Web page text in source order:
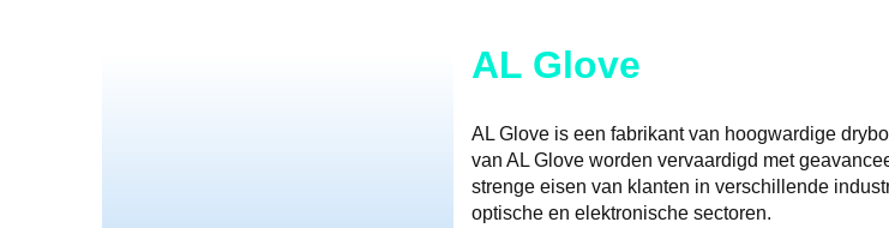
AL Glove
AL Glove is een fabrikant van hoogwardige
van AL Glove worden vervaardigd met
strenge eisen van klanten in verschillende
optische en elektronische sectoren.